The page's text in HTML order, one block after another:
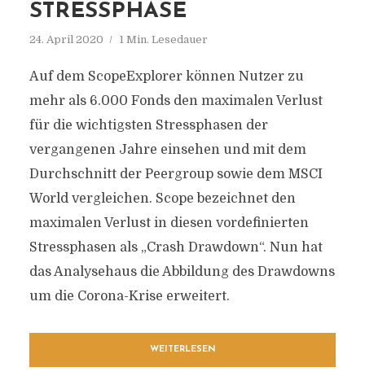
STRESSPHASE
24. April 2020 1 Min. Lesedauer
Auf dem ScopeExplorer können Nutzer zu
mehr als 6.000 Fonds den maximalen Verlust
für die wichtigsten Stressphasen der
vergangenen Jahre einsehen und mit dem
Durchschnitt der Peergroup sowie dem MSCI
World vergleichen. Scope bezeichnet den
maximalen Verlust in diesen vordefinierten
Stressphasen als „Crash Drawdown“. Nun hat
das Analysehaus die Abbildung des Drawdowns
um die Corona-Krise erweitert.
WEITERLESEN